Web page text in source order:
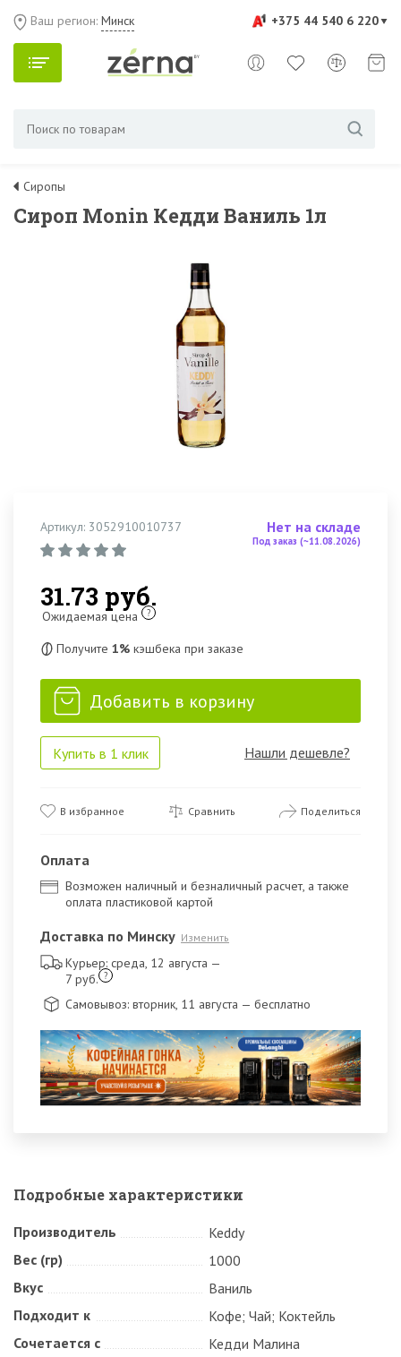
+375 44 540 6 220
Ваш регион: Минск
Сиропы
Сироп Monin Кедди Ваниль 1л
Артикул: 3052910010737 Нет на складе
Под заказ (~11.08.2026)
31.73 руб.
Ожидаемая цена ?
Получите 1% кэшбека при заказе
Добавить в корзину
Купить в 1 клик Нашли дешевле?
В избранное Сравнить Поделиться
Оплата
Возможен наличный и безналичный расчет, а также
оплата пластиковой картой
Доставка по Минску Изменить
Курьер: среда, 12 августа —
7 руб. ?
Самовывоз: вторник, 11 августа — бесплатно
Подробные характеристики
Производитель
Keddy
Вес (гр)
1000
Вкус
Ваниль
Подходит к
Кофе; Чай; Коктейль
Сочетается с
Кедди Малина